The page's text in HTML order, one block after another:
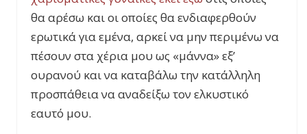
θα αρέσω και οι οποίες θα ενδιαφερθούν
ερωτικά για εμένα, αρκεί να μην περιμένω να
πέσουν στα χέρια μου ως «μάννα» εξ’
ουρανού και να καταβάλω την κατάλληλη
προσπάθεια να αναδείξω τον ελκυστικό
εαυτό μου.